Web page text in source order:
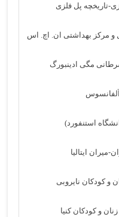
تاریخچه پل فلزی
و مرکز بهداشتی ان. اچ. اس
مگی ادینبورگ
استنفورد)
میران ایتالیا
و کودکان نایروبی
و کودکان کنیا